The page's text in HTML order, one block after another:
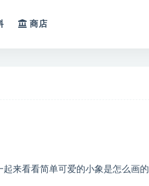
商店
来看看简单可爱的小象是怎么画的